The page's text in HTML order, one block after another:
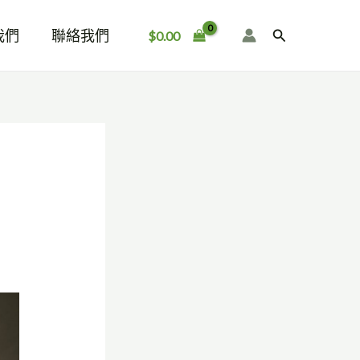
們 聯絡我們 $0.00
搜